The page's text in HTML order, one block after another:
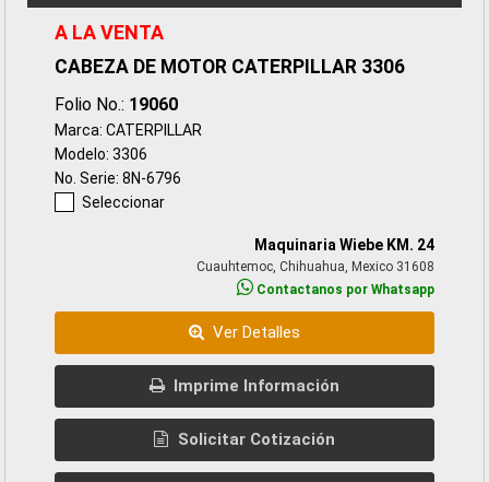
A LA VENTA
CABEZA DE MOTOR CATERPILLAR 3306
Folio No.: 19060
Marca: CATERPILLAR
Modelo: 3306
No. Serie: 8N-6796
Seleccionar
Maquinaria Wiebe KM. 24
Cuauhtemoc, Chihuahua, Mexico 31608
Contactanos por Whatsapp
Ver Detalles
Imprime Información
Solicitar Cotización